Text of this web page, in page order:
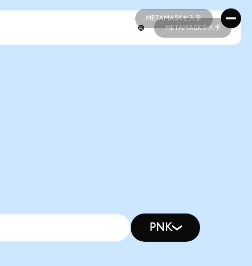
METAMASKを入手
METAMASKを入手
METAMASKを入手
PNK